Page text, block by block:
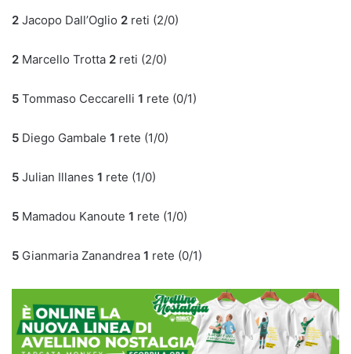
2 Jacopo Dall’Oglio 2 reti (2/0)
2 Marcello Trotta 2 reti (2/0)
5 Tommaso Ceccarelli 1 rete (0/1)
5 Diego Gambale 1 rete (1/0)
5 Julian Illanes 1 rete (1/0)
5 Mamadou Kanoute 1 rete (1/0)
5 Gianmaria Zanandrea 1 rete (0/1)